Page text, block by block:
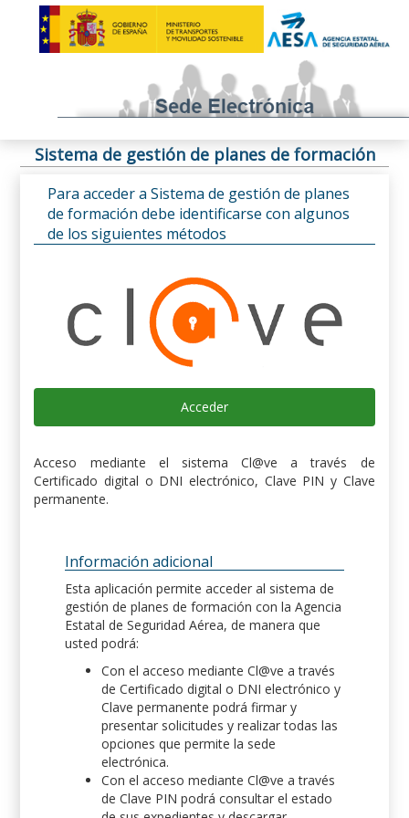
Sistema de gestión de planes de formación
Para acceder a Sistema de gestión de planes
de formación debe identificarse con algunos
de los siguientes métodos
Acceder
Acceso mediante el sistema Cl@ve a través de
Certificado digital o DNI electrónico, Clave PIN y Clave
permanente.
Información adicional
Esta aplicación permite acceder al sistema de
gestión de planes de formación con la Agencia
Estatal de Seguridad Aérea, de manera que
usted podrá:
Con el acceso mediante Cl@ve a través
de Certificado digital o DNI electrónico y
Clave permanente podrá firmar y
presentar solicitudes y realizar todas las
opciones que permite la sede
electrónica.
Con el acceso mediante Cl@ve a través
de Clave PIN podrá consultar el estado